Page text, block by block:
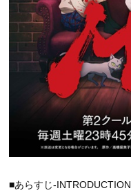
■あらすじ-INTRODUCTION